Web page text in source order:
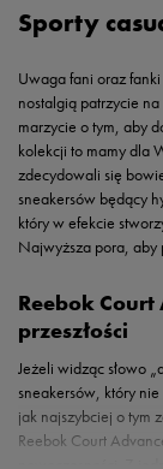
Sporty
Uwaga fani oraz
nostalgią patrzycie
marzycie o tym, aby
kolekcji to mamy dla
zdecydowali się
sneakersów będący
który w efekcie
Najwyższa pora, aby
Reebok
przeszłości
Jeżeli widząc słowo
sneakersów, który
jak najszybciej o tym
Reebok Court